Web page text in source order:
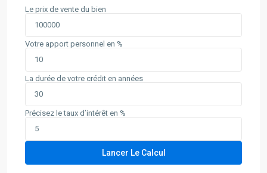
Le prix de vente du bien
Votre apport personnel en %
La durée de votre crédit en années
Précisez le taux d’intérêt en %
Lancer Le Calcul